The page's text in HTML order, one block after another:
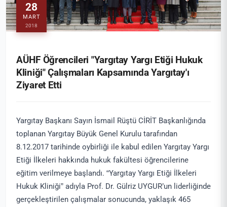
28
MART
2018
AÜHF Öğrencileri "Yargıtay Yargı Etiği Hukuk
Kliniği" Çalışmaları Kapsamında Yargıtay'ı
Ziyaret Etti
Yargıtay Başkanı Sayın İsmail Rüştü CİRİT Başkanlığında
toplanan Yargıtay Büyük Genel Kurulu tarafından
8.12.2017 tarihinde oybirliği ile kabul edilen Yargıtay Yargı
Etiği İlkeleri hakkında hukuk fakültesi öğrencilerine
eğitim verilmeye başlandı. “Yargıtay Yargı Etiği İlkeleri
Hukuk Kliniği” adıyla Prof. Dr. Gülriz UYGUR’un liderliğinde
gerçekleştirilen çalışmalar sonucunda, yaklaşık 465